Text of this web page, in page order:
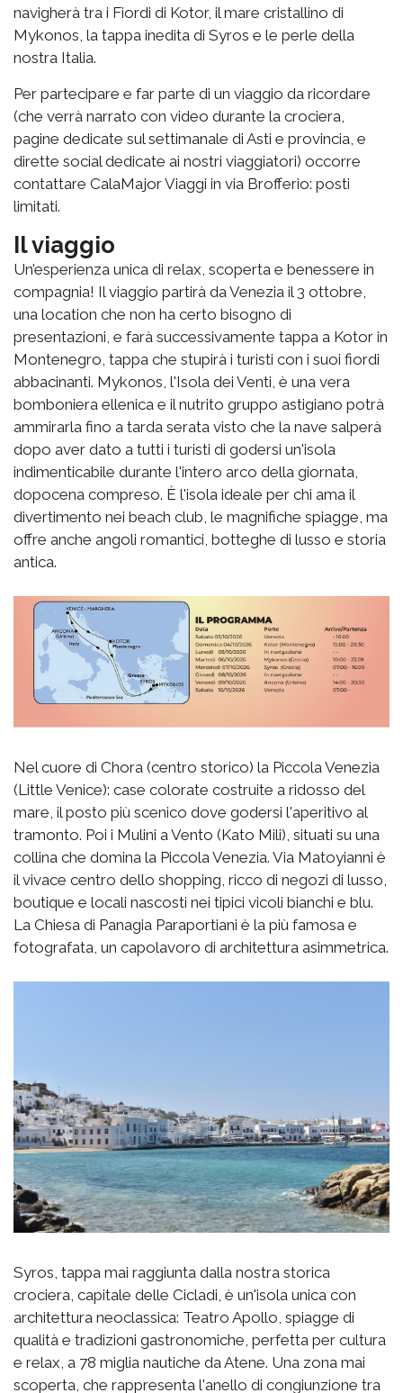
navigherà tra i Fiordi di Kotor, il mare cristallino di
Mykonos, la tappa inedita di Syros e le perle della
nostra Italia.
Per partecipare e far parte di un viaggio da ricordare
(che verrà narrato con video durante la crociera,
pagine dedicate sul settimanale di Asti e provincia, e
dirette social dedicate ai nostri viaggiatori) occorre
contattare CalaMajor Viaggi in via Brofferio: posti
limitati.
Il viaggio
Un’esperienza unica di relax, scoperta e benessere in
compagnia! Il viaggio partirà da Venezia il 3 ottobre,
una location che non ha certo bisogno di
presentazioni, e farà successivamente tappa a Kotor in
Montenegro, tappa che stupirà i turisti con i suoi fiordi
abbacinanti. Mykonos, l'Isola dei Venti, è una vera
bomboniera ellenica e il nutrito gruppo astigiano potrà
ammirarla fino a tarda serata visto che la nave salperà
dopo aver dato a tutti i turisti di godersi un'isola
indimenticabile durante l'intero arco della giornata,
dopocena compreso. È l'isola ideale per chi ama il
divertimento nei beach club, le magnifiche spiagge, ma
offre anche angoli romantici, botteghe di lusso e storia
antica.
Nel cuore di Chora (centro storico) la Piccola Venezia
(Little Venice): case colorate costruite a ridosso del
mare, il posto più scenico dove godersi l'aperitivo al
tramonto. Poi i Mulini a Vento (Kato Mili), situati su una
collina che domina la Piccola Venezia. Via Matoyianni è
il vivace centro dello shopping, ricco di negozi di lusso,
boutique e locali nascosti nei tipici vicoli bianchi e blu.
La Chiesa di Panagia Paraportiani è la più famosa e
fotografata, un capolavoro di architettura asimmetrica.
Syros, tappa mai raggiunta dalla nostra storica
crociera, capitale delle Cicladi, è un'isola unica con
architettura neoclassica: Teatro Apollo, spiagge di
qualità e tradizioni gastronomiche, perfetta per cultura
e relax, a 78 miglia nautiche da Atene. Una zona mai
scoperta, che rappresenta l'anello di congiunzione tra